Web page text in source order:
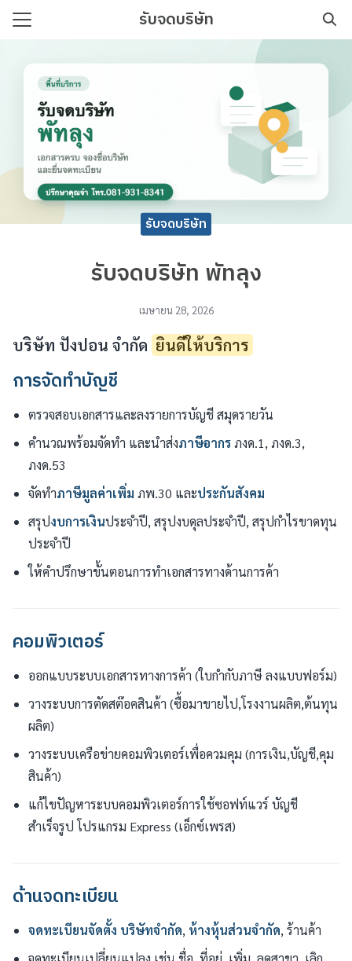
Skip
รับจดบริษัท
ษัท เริ่มต้นง่าย เอกสารครบ
รับจดบริษัท
รับจดบริษัท พัทลุง
เมษายน 28, 2026
บริษัท ปังปอน จำกัด ยินดีให้บริการ
การจัดทำบัญชี
ตรวจสอบเอกสารและลงรายการบัญชี สมุดรายวัน
คำนวณพร้อมจัดทำ และนำส่งภาษีอากรภงด.1, ภงด.3,
ภงด.53
จัดทำภาษีมูลค่าเพิ่ม ภพ.30 และประกันสังคม
สรุปงบการเงินประจำปี, สรุปงบดุลประจำปี, สรุปกำไรขาดทุน
ประจำปี
ให้คำปรึกษาขั้นตอนการทำเอกสารทางด้านการค้า
คอมพิวเตอร์
ออกแบบระบบเอกสารทางการค้า (ใบกำกับภาษี ลงแบบฟอร์ม)
วางระบบการตัดสต๊อคสินค้า (ซื้อมาขายไป,โรงงานผลิต,ต้นทุน
ผลิต)
วางระบบเครือข่ายคอมพิวเตอร์เพื่อควมคุม (การเงิน,บัญชี,คุม
สินค้า)
แก้ไขปัญหาระบบคอมพิวเตอร์การใช้ซอฟท์แวร์ บัญชี
สำเร็จรูป โปรแกรม Express (เอ็กซ์เพรส)
ด้านจดทะเบียน
จดทะเบียนจัดตั้ง บริษัทจำกัด, ห้างหุ้นส่วนจำกัด, ร้านค้า